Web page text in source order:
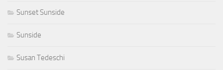
Sunset Sunside
Sunside
Susan Tedeschi